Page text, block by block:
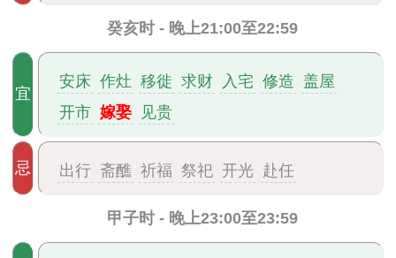
癸亥时 - 晚上21:00至22:59
宜
安床 作灶 移徙 求财 入宅 修造 盖屋
开市 嫁娶 见贵
忌 出行 斋醮 祈福 祭祀 开光 赴任
甲子时 - 晚上23:00至23:59